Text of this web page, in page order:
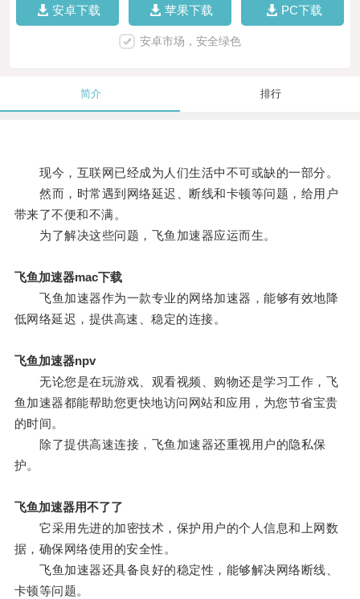
安卓下载 苹果下载 PC下载
安卓市场，安全绿色
简介 排行
现今，互联网已经成为人们生活中不可或缺的一部分。
然而，时常遇到网络延迟、断线和卡顿等问题，给用户
带来了不便和不满。
为了解决这些问题，飞鱼加速器应运而生。
飞鱼加速器mac下载
飞鱼加速器作为一款专业的网络加速器，能够有效地降
低网络延迟，提供高速、稳定的连接。
飞鱼加速器npv
无论您是在玩游戏、观看视频、购物还是学习工作，飞
鱼加速器都能帮助您更快地访问网站和应用，为您节省宝贵
的时间。
除了提供高速连接，飞鱼加速器还重视用户的隐私保
护。
飞鱼加速器用不了了
它采用先进的加密技术，保护用户的个人信息和上网数
据，确保网络使用的安全性。
飞鱼加速器还具备良好的稳定性，能够解决网络断线、
卡顿等问题。